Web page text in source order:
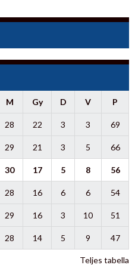
M Gy D V P
28 22 3 3 69
29 21 3 5 66
30 17 5 8 56
28 16 6 6 54
29 16 3 10 51
28 14 5 9 47
Teljes tabella